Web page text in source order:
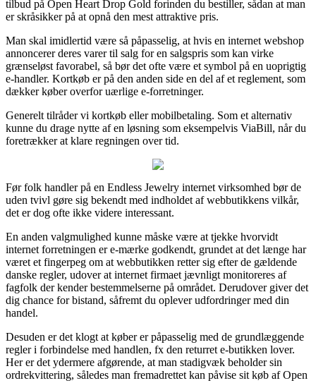
tilbud på Open Heart Drop Gold forinden du bestiller, sådan at man
er skråsikker på at opnå den mest attraktive pris.
Man skal imidlertid være så påpasselig, at hvis en internet webshop
annoncerer deres varer til salg for en salgspris som kan virke
grænseløst favorabel, så bør det ofte være et symbol på en uoprigtig
e-handler. Kortkøb er på den anden side en del af et reglement, som
dækker køber overfor uærlige e-forretninger.
Generelt tilråder vi kortkøb eller mobilbetaling. Som et alternativ
kunne du drage nytte af en løsning som eksempelvis ViaBill, når du
foretrækker at klare regningen over tid.
Før folk handler på en Endless Jewelry internet virksomhed bør de
uden tvivl gøre sig bekendt med indholdet af webbutikkens vilkår,
det er dog ofte ikke videre interessant.
En anden valgmulighed kunne måske være at tjekke hvorvidt
internet forretningen er e-mærke godkendt, grundet at det længe har
været et fingerpeg om at webbutikken retter sig efter de gældende
danske regler, udover at internet firmaet jævnligt monitoreres af
fagfolk der kender bestemmelserne på området. Derudover giver det
dig chance for bistand, såfremt du oplever udfordringer med din
handel.
Desuden er det klogt at køber er påpasselig med de grundlæggende
regler i forbindelse med handlen, fx den returret e-butikken lover.
Her er det ydermere afgørende, at man stadigvæk beholder sin
ordrekvittering, således man fremadrettet kan påvise sit køb af Open